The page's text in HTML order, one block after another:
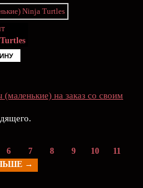
(маленькие) на заказ со своим
6 7 8 9 10
11
→